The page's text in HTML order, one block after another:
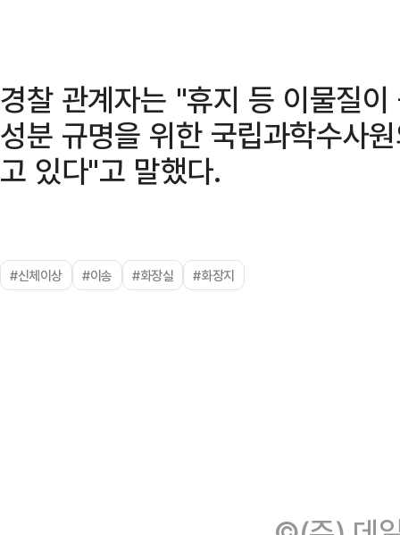
경찰 관계자는 "휴지 등 이물질
성분 규명을 위한 국립과학수사
고 있다"고 말했다.
#신체이상 #이송 #화장실 #화장지